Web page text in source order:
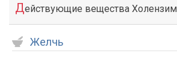
Действующие вещества Холензим
Желчь